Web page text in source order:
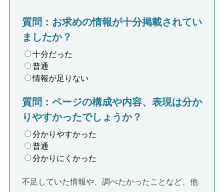
質問：お求めの情報が十分掲載されてい
ましたか？
十分だった
普通
情報が足りない
質問：ページの構成や内容、表現は分か
りやすかったでしょうか？
分かりやすかった
普通
分かりにくかった
不足していた情報や、調べたかったことなど、他